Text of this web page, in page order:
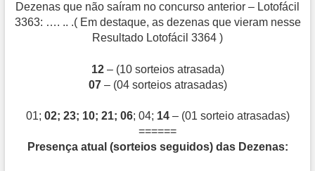
Dezenas que não saíram no concurso anterior – Lotofácil
3363: …. .. .( Em destaque, as dezenas que vieram nesse
Resultado Lotofácil 3364 )
12– (10 sorteios atrasada)
07– (04 sorteios atrasadas)
01; 02; 23; 10; 21; 06; 04; 14– (01 sorteio atrasadas)
======
Presença atual (sorteios seguidos) das Dezenas: